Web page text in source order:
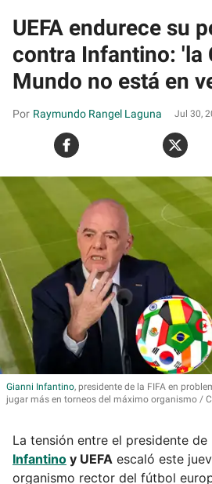
UEFA endurece su
contra Infantino: 'la
Mundo no está en
Raymundo Rangel Laguna Jul 30,
Gianni Infantino, presidente de la FIFA en
jugar más en torneos del máximo organismo
La tensión entre el presidente de
Infantino y UEFA escaló este
organismo rector del fútbol